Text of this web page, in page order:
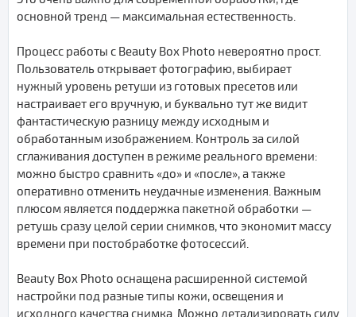
основной тренд — максимальная естественность.
Процесс работы с Beauty Box Photo невероятно прост.
Пользователь открывает фотографию, выбирает
нужный уровень ретуши из готовых пресетов или
настраивает его вручную, и буквально тут же видит
фантастическую разницу между исходным и
обработанным изображением. Контроль за силой
сглаживания доступен в режиме реального времени:
можно быстро сравнить «до» и «после», а также
оперативно отменить неудачные изменения. Важным
плюсом является поддержка пакетной обработки —
ретушь сразу целой серии снимков, что экономит массу
времени при постобработке фотосессий.
Beauty Box Photo оснащена расширенной системой
настройки под разные типы кожи, освещения и
исходного качества снимка. Можно детализировать силу